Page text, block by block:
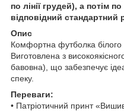
по лінії грудей), а потім
відповідний стандартний
Опис
Комфортна футболка білого
Виготовлена з
бавовна), що забезпечує
спеку.
Переваги:
• Патріотичний принт